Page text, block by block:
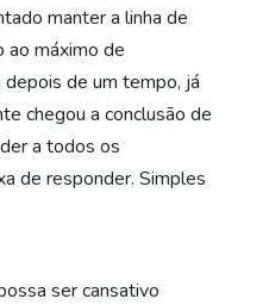
manter a linha de
ao máximo de
de um tempo, já
chegou a conclusão de
a todos os
de responder. Simples
ser cansativo